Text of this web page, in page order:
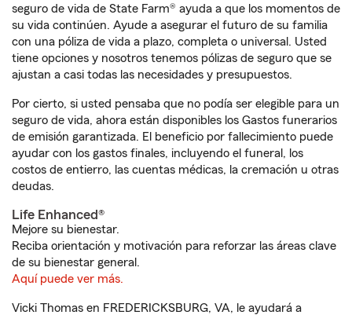
seguro de vida de State Farm® ayuda a que los momentos de
su vida continúen. Ayude a asegurar el futuro de su familia
con una póliza de vida a plazo, completa o universal. Usted
tiene opciones y nosotros tenemos pólizas de seguro que se
ajustan a casi todas las necesidades y presupuestos.
Por cierto, si usted pensaba que no podía ser elegible para un
seguro de vida, ahora están disponibles los Gastos funerarios
de emisión garantizada. El beneficio por fallecimiento puede
ayudar con los gastos finales, incluyendo el funeral, los
costos de entierro, las cuentas médicas, la cremación u otras
deudas.
Life Enhanced®
Mejore su bienestar.
Reciba orientación y motivación para reforzar las áreas clave
de su bienestar general.
Aquí puede ver más.
Vicki Thomas en FREDERICKSBURG, VA, le ayudará a